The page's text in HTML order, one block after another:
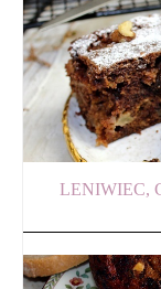
LENIWIEC,